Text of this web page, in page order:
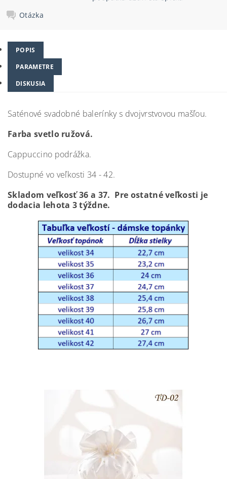
Otázka
POPIS
PARAMETRE
DISKUSIA
Saténové svadobné balerínky s dvojvrstvovou mašľou.
Farba svetlo ružová.
Cappuccino podrážka.
Dostupné vo veľkosti 34 - 42.
Skladom veľkosť 36 a 37. Pre ostatné veľkosti je
dodacia lehota 3 týždne.